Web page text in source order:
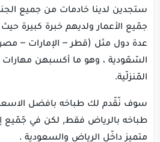
ستجدين لدينا خادمات من جميع
جمّيع الأعمار ولديهم خبرة كبيرة
عدة دول مثل (قطر – الإمارات –
السّعّودية ، وهو ما أكسبهن مهارات
المّنزلّية.
سوف نّقّدم لك طباخه بافضل
طباخه بالرياض فقط, لكن في جّمّيع
متميز داخّل الرياض والسعودية .